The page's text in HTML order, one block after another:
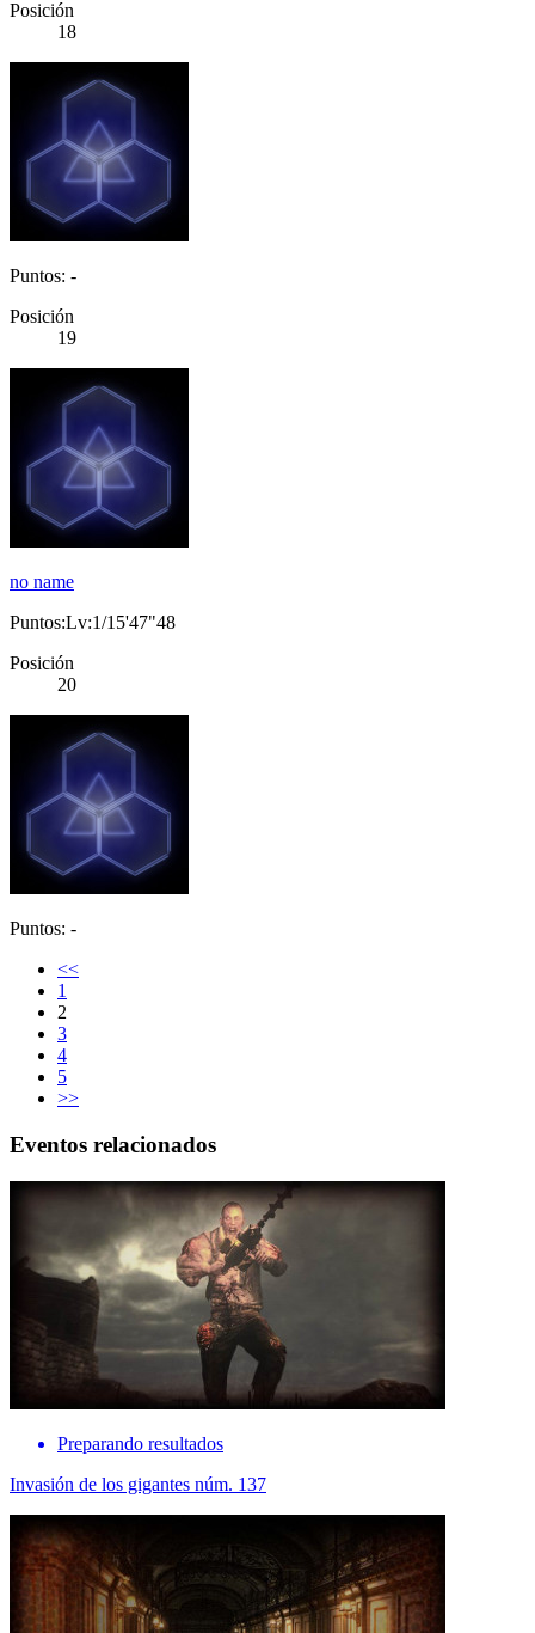
Posición
18
Puntos: -
Posición
19
no name
Puntos:Lv:1/15'47"48
Posición
20
Puntos: -
<<
1
2
3
4
5
>>
Eventos relacionados
Preparando resultados
Invasión de los gigantes núm. 137